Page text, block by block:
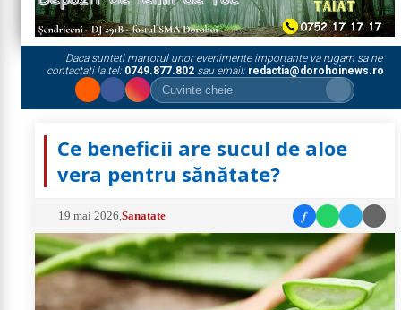
Daca sunteti martorul unor evenimente importante va rugam sa ne
contactati la tel: 0749.877.802sau email: redactia@dorohoinews.ro
Ce beneficii are sucul de aloe
vera pentru sănătate?
19 mai 2026 ,Sanatate f